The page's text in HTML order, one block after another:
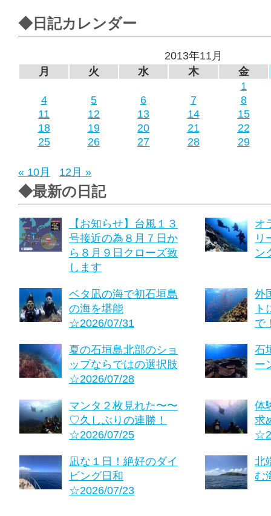
◆日記カレンダー
2013年11月
月
火 水 木
金
1
4
5 6 7
8
11
12 13 14
15
18
19 20 21
22
25
26 27 28 29
« 10月 12月 »
◆最新の日記
【お知らせ】台風１３
号接近の為８月７日か
ら８月９日クローズ致
します
オ
リ
ン
ベタ凪の海で初石垣島
の海を堪能
☆2026/07/31
外
ト
で
夏の石垣島北部のショ
ップならではの選択肢
☆2026/07/28
石
ー
マンタ２枚見れた〜〜
♡久しぶりの連勝！
☆2026/07/25
体
求
凪な１日！絶好のダイ
ビング日和
☆2026/07/23
北
む